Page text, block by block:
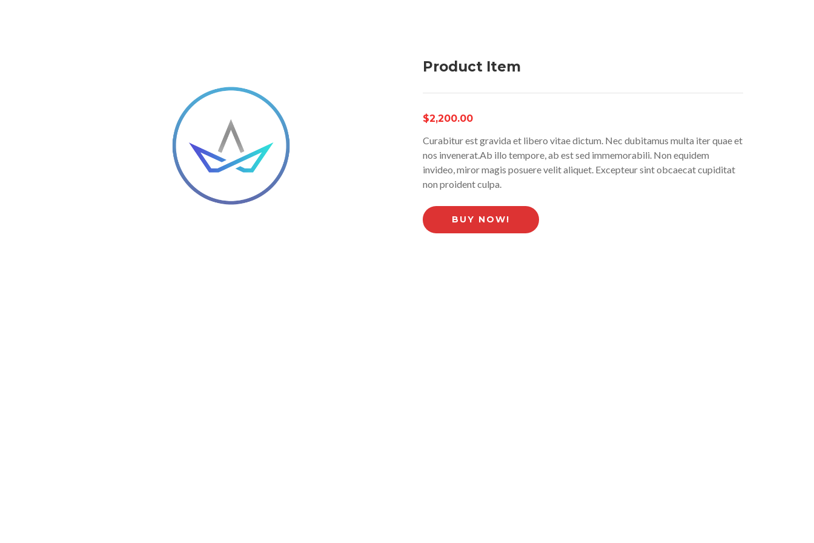
Product Item
$2,200.00
Curabitur est gravida et libero vitae dictum. Nec dubitamus multa iter quae et
nos invenerat.Ab illo tempore, ab est sed immemorabili. Non equidem
invideo, miror magis posuere velit aliquet. Excepteur sint obcaecat cupiditat
non proident culpa.
BUY NOW!